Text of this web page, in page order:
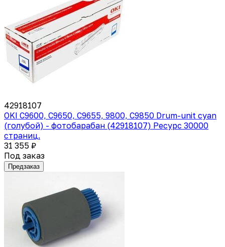
42918107
OKI C9600, C9650, C9655, 9800, C9850 Drum-unit cyan
(голубой) - фотобарабан (42918107) Ресурс 30000
страниц.
31 355 ₽
Под заказ
Предзаказ